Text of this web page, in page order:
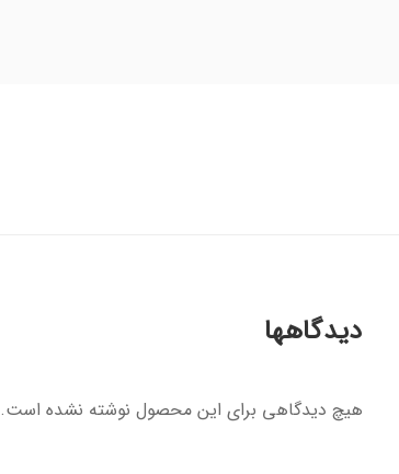
دیدگاهها
هیچ دیدگاهی برای این محصول نوشته نشده است.